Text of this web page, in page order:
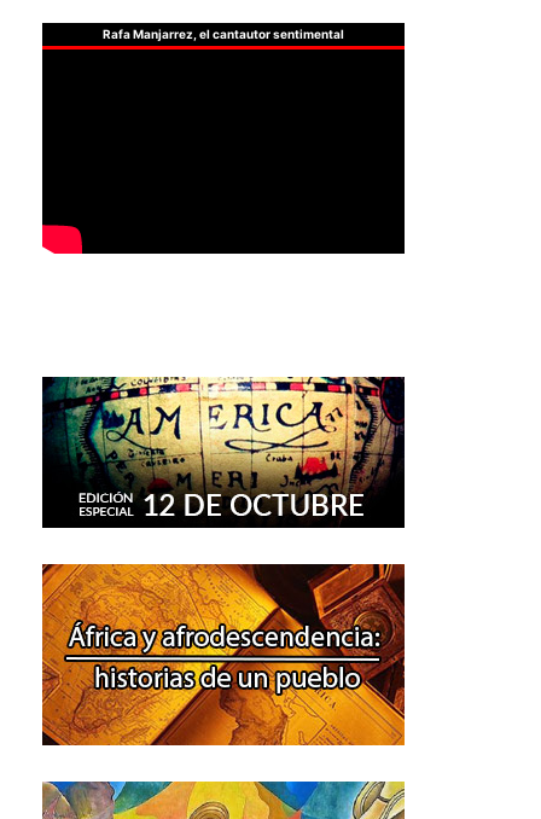
Rafa Manjarrez, el cantautor sentimental